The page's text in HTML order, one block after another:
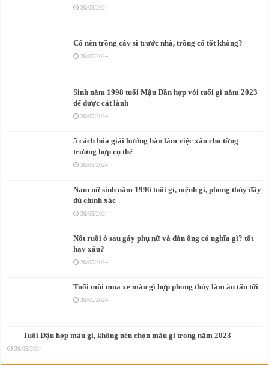
30/05/2024
Có nên trồng cây si trước nhà, trồng có tốt không?
30/05/2024
Sinh năm 1998 tuổi Mậu Dần hợp với tuổi gì năm 2023
để được cát lành
30/05/2024
5 cách hóa giải hướng bàn làm việc xấu cho từng
trường hợp cụ thể
30/05/2024
Nam nữ sinh năm 1996 tuổi gì, mệnh gì, phong thủy đầy
đủ chính xác
30/05/2024
Nốt ruồi ở sau gáy phụ nữ và đàn ông có nghĩa gì? tốt
hay xấu?
30/05/2024
Tuổi mùi mua xe màu gì hợp phong thủy làm ăn tấn tới
30/05/2024
Tuổi Dậu hợp màu gì, không nên chọn màu gì trong năm 2023
30/05/2024